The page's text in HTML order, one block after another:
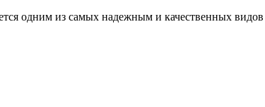
одним из самых надежным и качественных видов